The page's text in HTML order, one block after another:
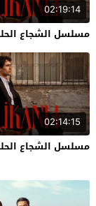
02:19:14
مسلسل الشجاع الحلقة 4
02:14:15
مسلسل الشجاع الحلقة 2